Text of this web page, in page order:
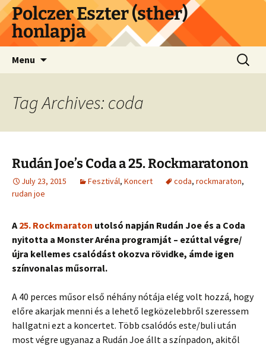
Skip
to
content
Polczer Eszter (sther)
honlapja
Menu
Search
for:
Tag Archives: coda
Rudán Joe’s Coda a 25. Rockmaratonon
July 23, 2015 Fesztivál, Koncert coda, rockmaraton,
rudan joe
A25. Rockmaraton utolsó napján Rudán Joe és a Coda
nyitotta a Monster Aréna programját – ezúttal végre/
újra kellemes csalódást okozva rövidke, ámde igen
színvonalas műsorral.
A 40 perces műsor első néhány nótája elég volt hozzá, hogy
előre akarjak menni és a lehető legközelebbről szeressem
hallgatni ezt a koncertet. Több csalódós este/buli után
most végre ugyanaz a Rudán Joe állt a színpadon, akitől